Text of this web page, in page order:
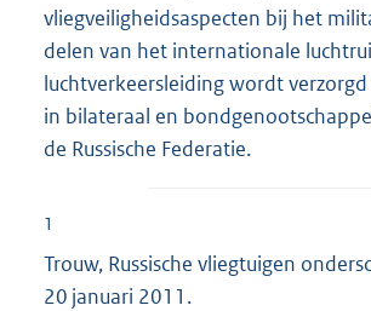
vliegveiligheidsaspecten bij het
delen van het internationale
luchtverkeersleiding wordt
in bilateraal en
de Russische Federatie.
1
Trouw, Russische vliegtuigen
20 januari 2011.